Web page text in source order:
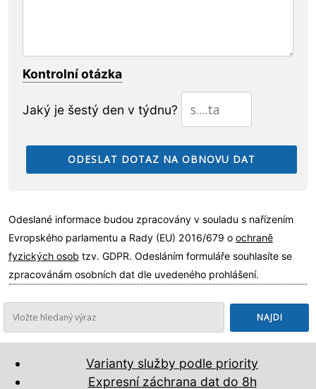
Kontrolní otázka
Jaký je šestý den v týdnu?
Odeslané informace budou zpracovány v souladu s nařízením
Evropského parlamentu a Rady (EU) 2016/679 o ochraně
fyzických osob tzv. GDPR. Odesláním formuláře souhlasíte se
zpracovánám osobních dat dle uvedeného prohlášení.
Varianty služby podle priority
Expresní záchrana dat do 8h